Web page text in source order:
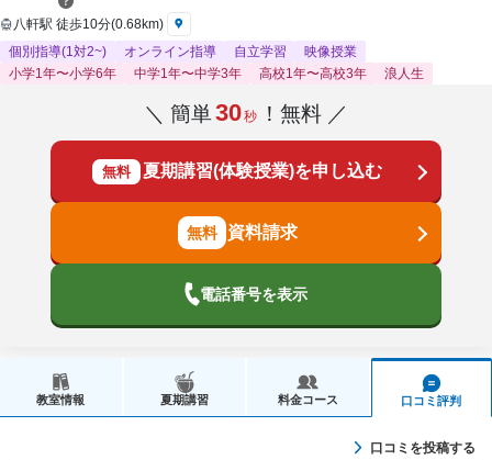
八軒駅 徒歩10分(0.68km)
個別指導(1対2~)
オンライン指導 自立学習
映像授業
小学1年〜小学6年
中学1年〜中学3年 高校1年〜高校3年 浪人生
＼ 簡単30秒 ！無料 ／
無料 夏期講習(体験授業)を申し込む
資料請求
電話番号を表示
教室情報 夏期講習 料金コース 口コミ評判
口コミを投稿する